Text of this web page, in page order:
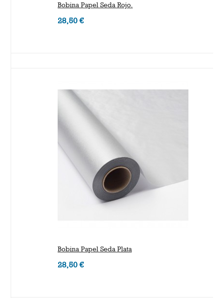
Bobina Papel Seda Rojo.
28,50 €
Bobina Papel Seda Plata
28,50 €